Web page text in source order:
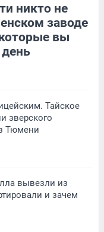
никто не
заводе
вы
Тайское
зверского
Тюмени
вывезли из
и зачем